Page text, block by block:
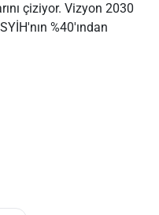
çiziyor. Vizyon 2030
%40'ından